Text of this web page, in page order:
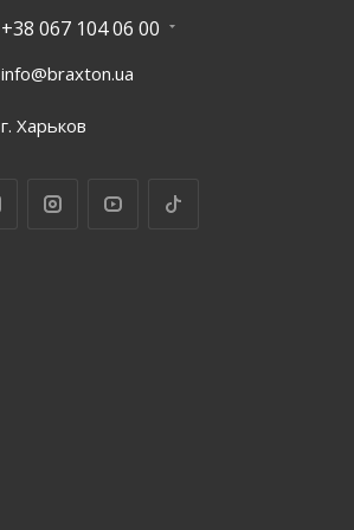
+38 067 104 06 00
info@braxton.ua
г. Харьков